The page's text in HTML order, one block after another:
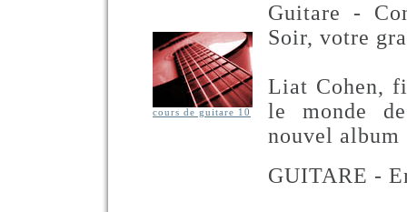
cours de guitare 10
Guitare -
Soir, votre
Liat Cohen,
le monde
nouvel album
GUITARE -